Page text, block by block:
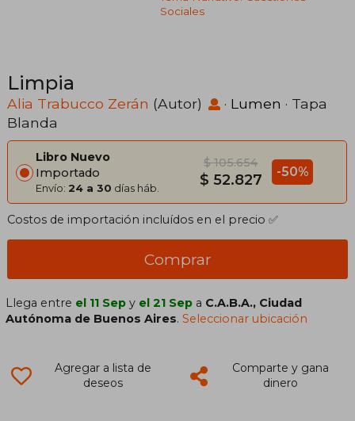
Sociales
Limpia
Alia Trabucco Zerán (Autor) · Lumen · Tapa
Blanda
Libro Nuevo
Importado
Envío: 24 a 30 días háb.
$ 105.654
$ 52.827 -50%
Costos de importación incluídos en el precio ✅
Comprar
Llega entre el 11 Sep y el 21 Sep a C.A.B.A., Ciudad
Autónoma de Buenos Aires.Seleccionar ubicación
Agregar a lista de
deseos
Comparte y gana
dinero